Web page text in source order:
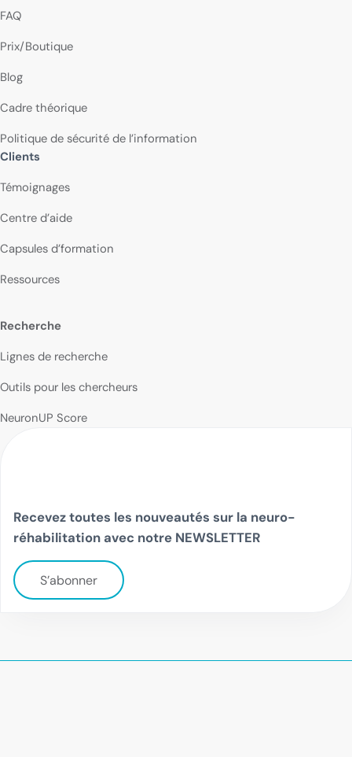
FAQ
Prix/Boutique
Blog
Cadre théorique
Politique de sécurité de l’information
Clients
Témoignages
Centre d’aide
Capsules d’formation
Ressources
Recherche
Lignes de recherche
Outils pour les chercheurs
NeuronUP Score
Recevez toutes les nouveautés sur la neuro-
réhabilitation avec notre NEWSLETTER
S’abonner